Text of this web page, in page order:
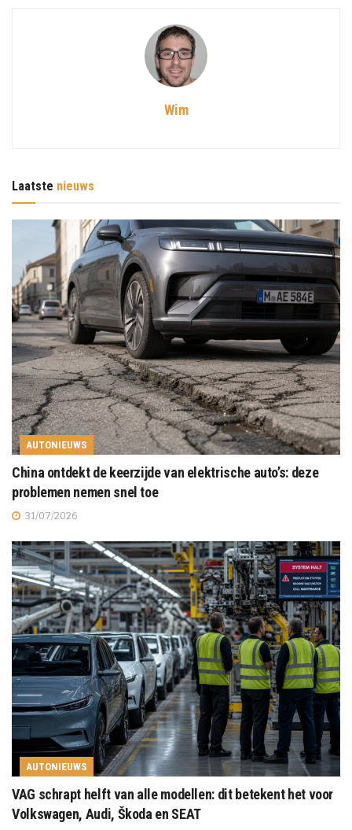
Wim
Laatste nieuws
AUTONIEUWS
China ontdekt de keerzijde van elektrische auto’s: deze
problemen nemen snel toe
31/07/2026
AUTONIEUWS
VAG schrapt helft van alle modellen: dit betekent het voor
Volkswagen, Audi, Škoda en SEAT